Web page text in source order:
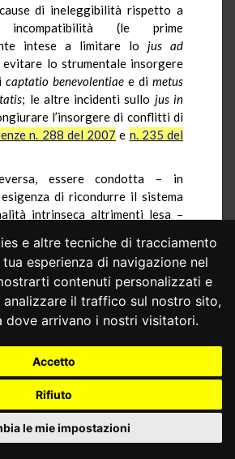
e altre tecniche di tracciamento
esperienza di navigazione nel
contenuti personalizzati e
analizzare il traffico sul nostro sito,
dove arrivano i nostri visitatori.
Accetto
Rifiuto
le mie impostazioni
di ineleggibilità rispetto a
(le prime
intese a limitare lo jus ad
evitare lo strumentale insorgere
captatio benevolentiae e di metus
; le altre incidenti sullo jus in
l’insorgere di conflitti di
n. 288 del 2007 e n. 235 del
essere condotta – in
di ricondurre il sistema
intrinseca altrimenti lesa –
cui contesto va evidenziato «il
bilaterale dell’ineleggibilità»,
«finisce con il tutelare,
a candidarsi in determinate
solo la carica per la quale
incompatibile con la
questione» (sentenza n. 276 del
finalistico non può trovare